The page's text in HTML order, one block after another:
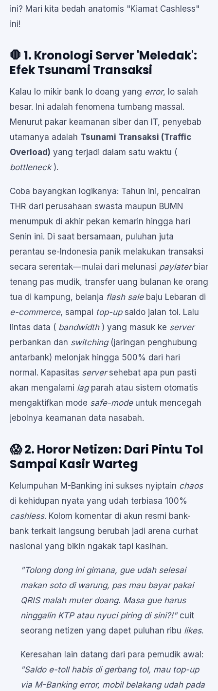
ini? Mari kita bedah anatomis "Kiamat Cashless"
ini!
🛑 1. Kronologi Server 'Meledak':
Efek Tsunami Transaksi
Kalau lo mikir bank lo doang yang error, lo salah
besar. Ini adalah fenomena tumbang massal.
Menurut pakar keamanan siber dan IT, penyebab
utamanya adalah Tsunami Transaksi (Traffic
Overload) yang terjadi dalam satu waktu (
bottleneck).
Coba bayangkan logikanya: Tahun ini, pencairan
THR dari perusahaan swasta maupun BUMN
menumpuk di akhir pekan kemarin hingga hari
Senin ini. Di saat bersamaan, puluhan juta
perantau se-Indonesia panik melakukan transaksi
secara serentak—mulai dari melunasi paylaterbiar
tenang pas mudik, transfer uang bulanan ke orang
tua di kampung, belanja flash salebaju Lebaran di
e-commerce, sampai top-upsaldo jalan tol. Lalu
lintas data ( bandwidth) yang masuk ke server
perbankan dan switching(jaringan penghubung
antarbank) melonjak hingga 500% dari hari
normal. Kapasitas serversehebat apa pun pasti
akan mengalami lagparah atau sistem otomatis
mengaktifkan mode safe-modeuntuk mencegah
jebolnya keamanan data nasabah.
😱 2. Horor Netizen: Dari Pintu Tol
Sampai Kasir Warteg
Kelumpuhan M-Banking ini sukses nyiptain chaos
di kehidupan nyata yang udah terbiasa 100%
cashless. Kolom komentar di akun resmi bank-
bank terkait langsung berubah jadi arena curhat
nasional yang bikin ngakak tapi kasihan.
"Tolong dong ini gimana, gue udah selesai
makan soto di warung, pas mau bayar pakai
QRIS malah muter doang. Masa gue harus
ninggalin KTP atau nyuci piring di sini?!"cuit
seorang netizen yang dapet puluhan ribu likes.
Keresahan lain datang dari para pemudik awal:
"Saldo e-tollhabis di gerbang tol, mau top-up
via M-Banking error, mobil belakang udah pada